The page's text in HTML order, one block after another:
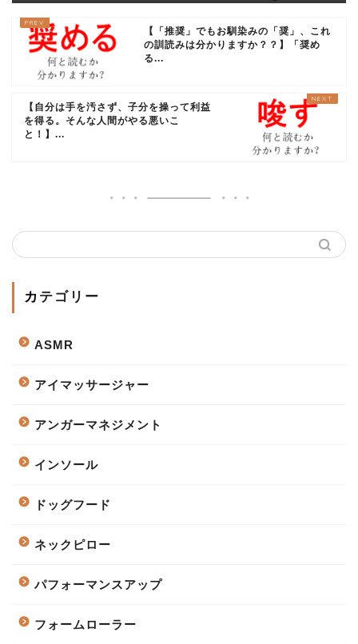
ら・・・
【「推奨」でもお馴染みの「奨」、これ
の訓読みは分かりますか？？】「奨め
る...
【自分は手を汚さず、子分を操って利益
を得る。そんな人間がやる悪いこ
と！】...
カテゴリー
ASMR
アイマッサージャー
アンガーマネジメント
インソール
ドッグフード
ネックピロー
パフォーマンスアップ
フォームローラー